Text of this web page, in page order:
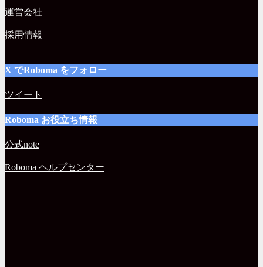
運営会社
採用情報
X でRoboma をフォロー
ツイート
Roboma お役立ち情報
公式note
Roboma ヘルプセンター